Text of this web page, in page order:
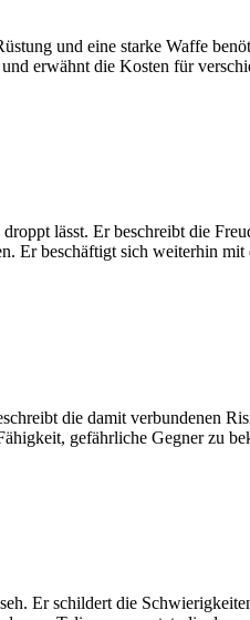
und eine starke Waffe
erwähnt die Kosten für
lässt. Er beschreibt die
Er beschäftigt sich weiterhin mit
die damit verbundenen
gefährliche Gegner zu
Er schildert die